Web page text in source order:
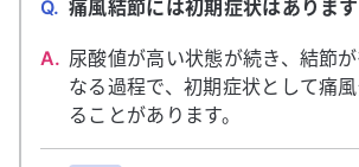
Q. 痛風結節には初期症状はあります
A. 尿酸値が高い状態が続き、結節
なる過程で、初期症状として痛
ることがあります。